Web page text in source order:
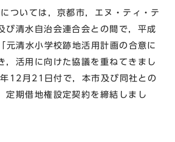
ついては，京都市，エヌ・ティ・テ
び清水自治会連合会との間で，平成
元清水小学校跡地活用計画の合意に
，活用に向けた協議を重ねてきまし
12月21日付で，本市及び同社との
定期借地権設定契約を締結しまし